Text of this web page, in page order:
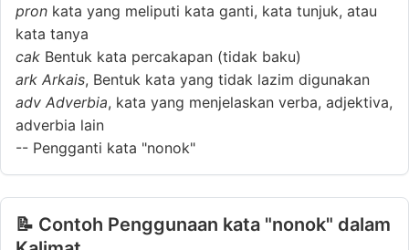
pron kata yang meliputi kata ganti, kata tunjuk, atau
kata tanya
cak Bentuk kata percakapan (tidak baku)
ark Arkais, Bentuk kata yang tidak lazim digunakan
adv Adverbia, kata yang menjelaskan verba, adjektiva,
adverbia lain
-- Pengganti kata "nonok"
📝 Contoh Penggunaan kata "nonok" dalam